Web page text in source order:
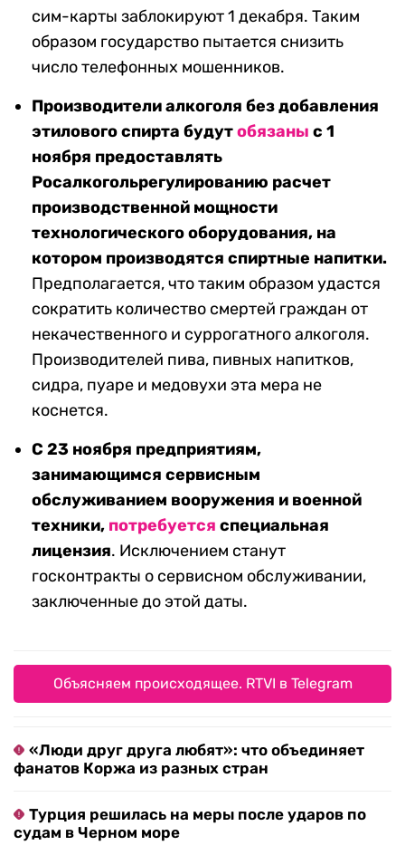
сим-карты заблокируют 1 декабря. Таким
образом государство пытается снизить
число телефонных мошенников.
Производители алкоголя без добавления
этилового спирта будутобязаны с 1
ноября предоставлять
Росалкогольрегулированию расчет
производственной мощности
технологического оборудования, на
котором производятся спиртные напитки.
Предполагается, что таким образом удастся
сократить количество смертей граждан от
некачественного и суррогатного алкоголя.
Производителей пива, пивных напитков,
сидра, пуаре и медовухи эта мера не
коснется.
C 23 ноября предприятиям,
занимающимся сервисным
обслуживанием вооружения и военной
техники, потребуется специальная
лицензия. Исключением станут
госконтракты о сервисном обслуживании,
заключенные до этой даты.
Объясняем происходящее. RTVI в Telegram
«Люди друг друга любят»: что объединяет
фанатов Коржа из разных стран
Турция решилась на меры после ударов по
судам в Черном море